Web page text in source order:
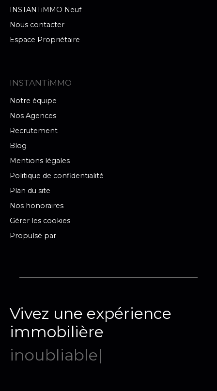
INSTANTiMMO Neuf
Nous contacter
Espace Propriétaire
INSTANTiMMO
Notre équipe
Nos Agences
Recrutement
Blog
Mentions légales
Politique de confidentialité
Plan du site
Nos honoraires
Gérer les cookies
Propulsé par
Vivez une expérience
immobilière
mémorab|